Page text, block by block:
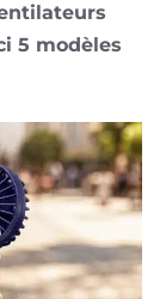
5 modèles